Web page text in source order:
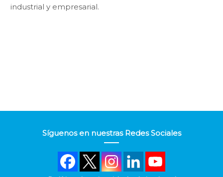
industrial y empresarial.
Síguenos en nuestras Redes Sociales